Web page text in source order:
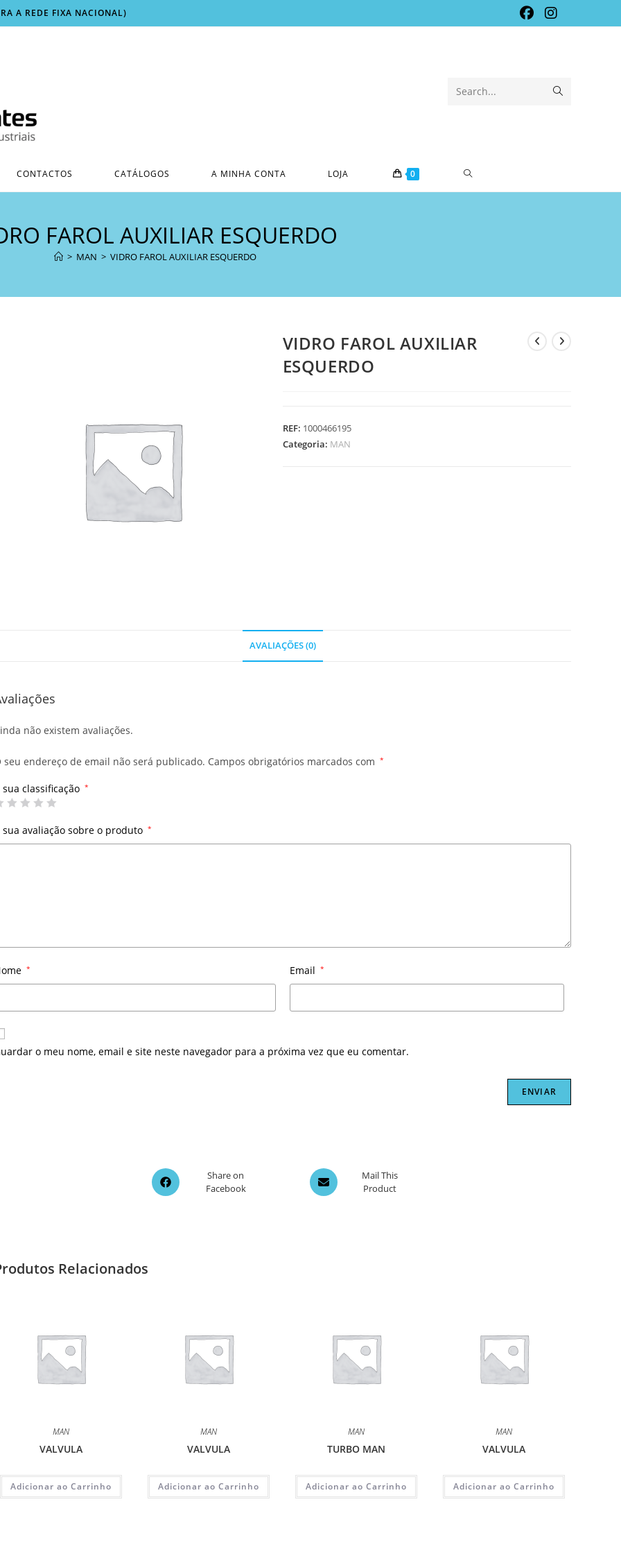
A REDE FIXA NACIONAL)
Search...
CONTACTOS CATÁLOGOS A MINHA CONTA LOJA 0 TOGGLE
FAROL AUXILIAR ESQUERDO
> MAN > VIDRO FAROL AUXILIAR ESQUERDO
VIDRO FAROL AUXILIAR
ESQUERDO
REF: 1000466195
Categoria: MAN
AVALIAÇÕES (0)
não existem avaliações.
seu endereço de email não será publicado. Campos obrigatórios marcados com *
sua classificação *
sua avaliação sobre o produto *
* Email *
o meu nome, email e site neste navegador para a próxima vez que eu comentar.
Opens
in
Share on
Facebook
Opens
in
Mail This
Product
Relacionados
MAN
VALVULA
Adicionar ao Carrinho
MAN
VALVULA
Adicionar ao Carrinho
MAN
TURBO MAN
Adicionar ao Carrinho
MAN
VALVULA
Adicionar ao Carrinho